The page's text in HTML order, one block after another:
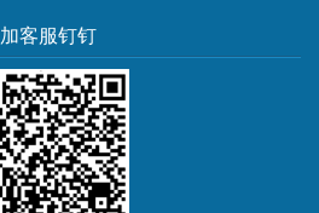
加客服钉钉